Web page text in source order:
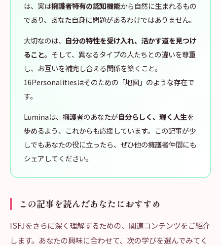
は、実は擁護者特有の認知機能から自然に生まれるもの
であり、あなた自身に問題があるわけではありません。
大切なのは、 自分の特性を受け入れ、活かす道を見つけ
ること。そして、異なるタイプの人たちとの違いを尊重
し、お互いを補完し合える関係を築くこと。
16Personalitiesはそのための「地図」のような存在で
す。
Luminaは、擁護者のあなたが自分らしく、輝く人生を
歩めるよう、これからも応援しています。この記事が少
しでもあなたの役に立ったら、ぜひ他の擁護者仲間にも
シェアしてください。
この記事を読んだあなたにおすすめ
ISFJをさらに深く理解するための、関連コンテンツをご紹介
します。あなたの興味に合わせて、次の学びを選んでみてく